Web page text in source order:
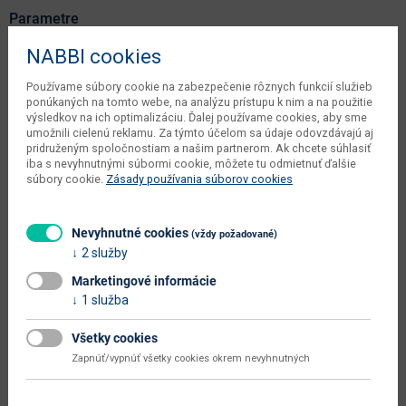
Parametre
Šírka
Hĺbka 44.2 cm
Výška 225.6 cm
výrobcu
0.14 m3
váha s obalom výrobcu 57 kg
typové označenie
dodáva sa
vyžaduje zručnosť
NABBI cookies
Používame súbory cookie na zabezpečenie rôznych funkcií služieb
ponúkaných na tomto webe, na analýzu prístupu k nim a na použitie
výsledkov na ich optimalizáciu. Ďalej používame cookies, aby sme
umožnili cielenú reklamu. Za týmto účelom sa údaje odovzdávajú aj
pridruženým spoločnostiam a našim partnerom. Ak chcete súhlasiť
iba s nevyhnutnými súbormi cookie, môžete tu odmietnuť ďalšie
súbory cookie. Zásady používania súborov cookies
Nevyhnutné cookies (vždy požadované)
2 služby
Marketingové informácie
1 služba
Všetky cookies
Zapnúť/vypnúť všetky cookies okrem nevyhnutných